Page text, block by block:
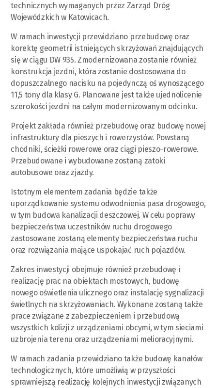
technicznych wymaganych przez Zarząd Dróg
Wojewódzkich w Katowicach.
W ramach inwestycji przewidziano przebudowę oraz
korektę geometrii istniejących skrzyżowań znajdujących
się w ciągu DW 935. Zmodernizowana zostanie również
konstrukcja jezdni, która zostanie dostosowana do
dopuszczalnego nacisku na pojedynczą oś wynoszącego
11,5 tony dla klasy G. Planowane jest także ujednolicenie
szerokości jezdni na całym modernizowanym odcinku.
Projekt zakłada również przebudowę oraz budowę nowej
infrastruktury dla pieszych i rowerzystów. Powstaną
chodniki, ścieżki rowerowe oraz ciągi pieszo-rowerowe.
Przebudowane i wybudowane zostaną zatoki
autobusowe oraz zjazdy.
Istotnym elementem zadania będzie także
uporządkowanie systemu odwodnienia pasa drogowego,
w tym budowa kanalizacji deszczowej. W celu poprawy
bezpieczeństwa uczestników ruchu drogowego
zastosowane zostaną elementy bezpieczeństwa ruchu
oraz rozwiązania mające uspokajać ruch pojazdów.
Zakres inwestycji obejmuje również przebudowę i
realizację prac na obiektach mostowych, budowę
nowego oświetlenia ulicznego oraz instalację sygnalizacji
świetlnych na skrzyżowaniach. Wykonane zostaną także
prace związane z zabezpieczeniem i przebudową
wszystkich kolizji z urządzeniami obcymi, w tym sieciami
uzbrojenia terenu oraz urządzeniami melioracyjnymi.
W ramach zadania przewidziano także budowę kanałów
technologicznych, które umożliwią w przyszłości
sprawniejszą realizację kolejnych inwestycji związanych